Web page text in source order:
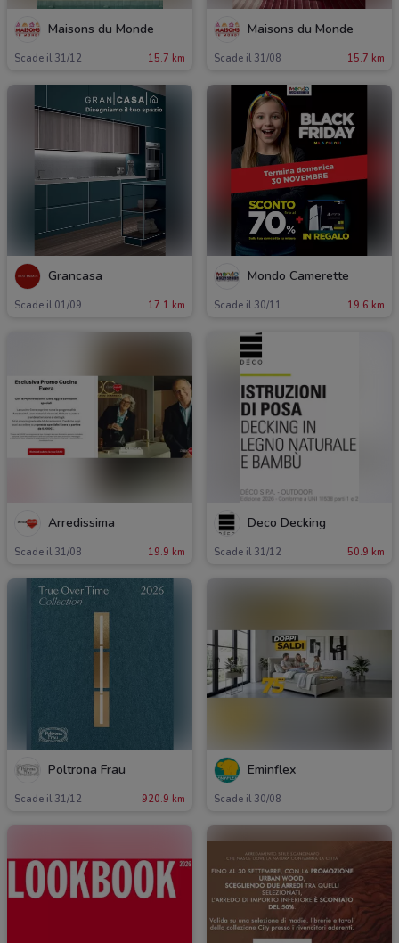
Maisons du Monde
Scade il 31/12 15.7 km
Maisons du Monde
Scade il 31/08 15.7 km
Grancasa
Scade il 01/09 17.1 km
Mondo Camerette
Scade il 30/11 19.6 km
Arredissima
Scade il 31/08 19.9 km
Deco Decking
Scade il 31/12 50.9 km
Poltrona Frau
Scade il 31/12 920.9 km
Eminflex
Scade il 30/08